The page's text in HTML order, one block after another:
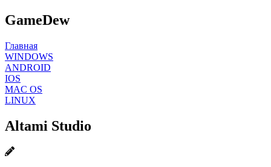
GameDew
Главная
WINDOWS
ANDROID
IOS
MAC OS
LINUX
Altami Studio